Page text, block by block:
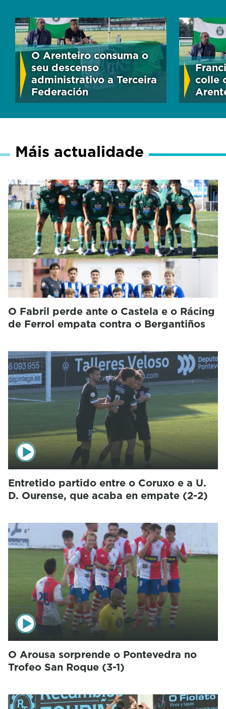
O Arenteiro consuma o
seu descenso
administrativo a Terceira
Federación
colle
Máis actualidade
O Fabril perde ante o Castela e o Rácing
de Ferrol empata contra o Bergantiños
Entretido partido entre o Coruxo e a U.
D. Ourense, que acaba en empate (2-2)
O Arousa sorprende o Pontevedra no
Trofeo San Roque (3-1)